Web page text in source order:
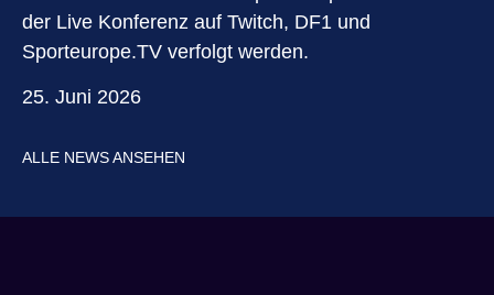
der Live Konferenz auf Twitch, DF1 und
Sporteurope.TV verfolgt werden.
25. Juni 2026
ALLE NEWS ANSEHEN